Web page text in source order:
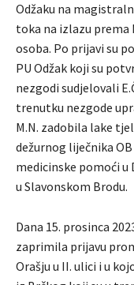
Odžaku na
toka na izlazu prema
osoba. Po prijavi su
PU Odžak koji su
nezgodi sudjelovali
trenutku nezgode
M.N. zadobila lake
dežurnog liječnika
medicinske pomoći u
u Slavonskom Brodu.
Dana 15. prosinca
zaprimila prijavu
Orašju u II. ulici i u